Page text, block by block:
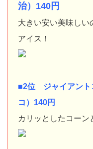
治）140円
大きい安い美味しい
アイス！
■2位 ジャイアント
コ）140円
カリッとしたコー